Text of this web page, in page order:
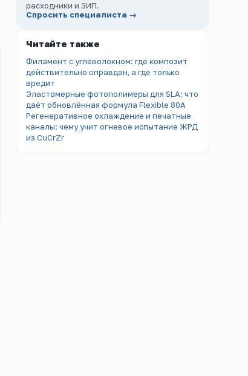
расходники и ЗИП.
Спросить специалиста →
Читайте также
Филамент с углеволокном: где композит
действительно оправдан, а где только
вредит
Эластомерные фотополимеры для SLA: что
даёт обновлённая формула Flexible 80A
Регенеративное охлаждение и печатные
каналы: чему учит огневое испытание ЖРД
из CuCrZr